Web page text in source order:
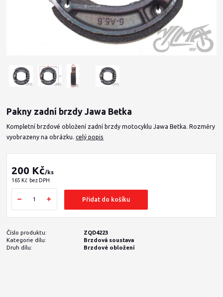
Pakny zadní brzdy Jawa Betka
Kompletní brzdové obložení zadní brzdy motocyklu Jawa Betka. Rozměry
vyobrazeny na obrázku.celý popis
200 Kč/ks
165 Kč bez DPH
Přidat do košíku
Číslo produktu:
ZQD4223
Kategorie dílu:
Brzdová soustava
Druh dílu:
Brzdové obložení